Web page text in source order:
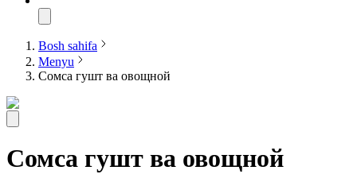
Bosh sahifa
Menyu
Сомса гушт ва овощной
Сомса гушт ва овощной